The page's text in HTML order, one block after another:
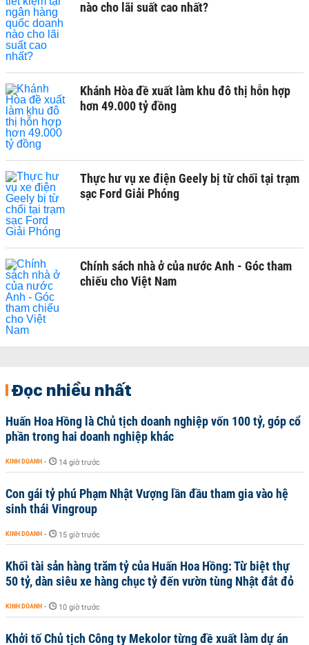
nào cho lãi suất cao nhất?
Khánh Hòa đề xuất làm khu đô thị hỗn hợp
hơn 49.000 tỷ đồng
Thực hư vụ xe điện Geely bị từ chối tại trạm
sạc Ford Giải Phóng
Chính sách nhà ở của nước Anh - Góc tham
chiếu cho Việt Nam
Đọc nhiều nhất
Huấn Hoa Hồng là Chủ tịch doanh nghiệp vốn 100 tỷ, góp cổ
phần trong hai doanh nghiệp khác
KINH DOANH - 14 giờ trước
Con gái tỷ phú Phạm Nhật Vượng lần đầu tham gia vào hệ
sinh thái Vingroup
KINH DOANH - 15 giờ trước
Khối tài sản hàng trăm tỷ của Huấn Hoa Hồng: Từ biệt thự
50 tỷ, dàn siêu xe hàng chục tỷ đến vườn tùng Nhật đắt đỏ
KINH DOANH - 10 giờ trước
Khởi tố Chủ tịch Công ty Mekolor từng đề xuất làm dự án